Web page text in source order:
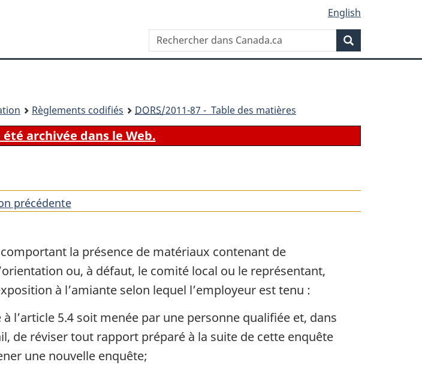
principal
À
site
version
English
Rechercher
dans
Canada.ca
Règlements codifiés DORS/2011-87 - Table des matières
archivée dans le Web.
précédentede
la présence de matériaux contenant de
ou, à défaut, le comité local ou le représentant,
à l’amiante selon lequel l’employeur est tenu :
l’article 5.4 soit menée par une personne qualifiée et, dans
de réviser tout rapport préparé à la suite de cette enquête
une nouvelle enquête;